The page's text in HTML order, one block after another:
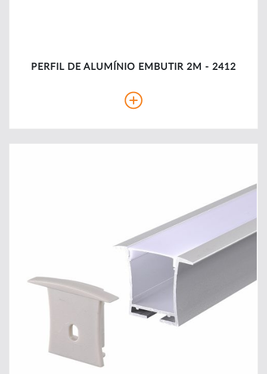
PERFIL DE ALUMÍNIO EMBUTIR 2M - 2412